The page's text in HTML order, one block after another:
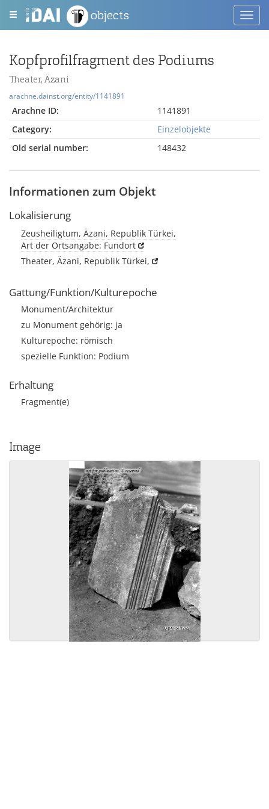
objects
Kopfprofilfragment des Podiums
Theater, Äzani
arachne.dainst.org/entity/1141891
Arachne ID:
1141891
Category:
Einzelobjekte
Old serial number:
148432
Informationen zum Objekt
Lokalisierung
Zeusheiligtum, Äzani, Republik Türkei,
Art der Ortsangabe: Fundort
Theater, Äzani, Republik Türkei,
Gattung/Funktion/Kulturepoche
Monument/Architektur
zu Monument gehörig: ja
Kulturepoche: römisch
spezielle Funktion: Podium
Erhaltung
Fragment(e)
Image